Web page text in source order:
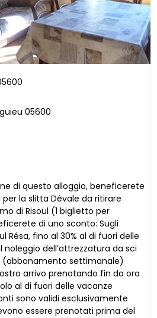
05600
di questo alloggio, beneficerete
la slitta Dévale da ritirare
di Risoul (1 biglietto per
di uno sconto: Sugli
Résa, fino al 30% al di fuori delle
dell’attrezzatura da sci
(abbonamento settimanale)
arrivo prenotando fin da ora
al di fuori delle vacanze
sono validi esclusivamente
essere prenotati prima del